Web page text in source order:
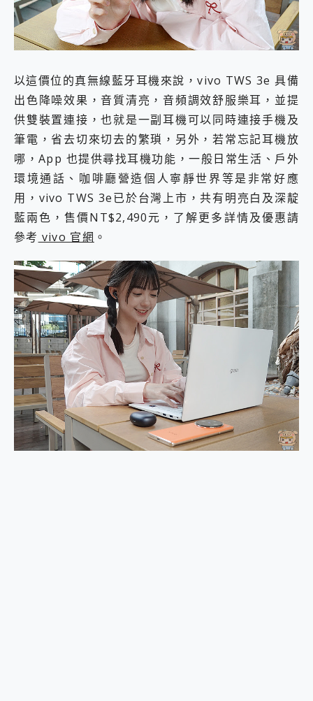
以這價位的真無線藍牙耳機來說，vivo TWS 3e 具備
出色降噪效果，音質清亮，音頻調效舒服樂耳，並提
供雙裝置連接，也就是一副耳機可以同時連接手機及
筆電，省去切來切去的繁瑣，另外，若常忘記耳機放
哪，App 也提供尋找耳機功能，一般日常生活、戶外
環境通話、咖啡廳營造個人寧靜世界等是非常好應
用，vivo TWS 3e已於台灣上市，共有明亮白及深靛
藍兩色，售價NT$2,490元，了解更多詳情及優惠請
參考 vivo 官網 。